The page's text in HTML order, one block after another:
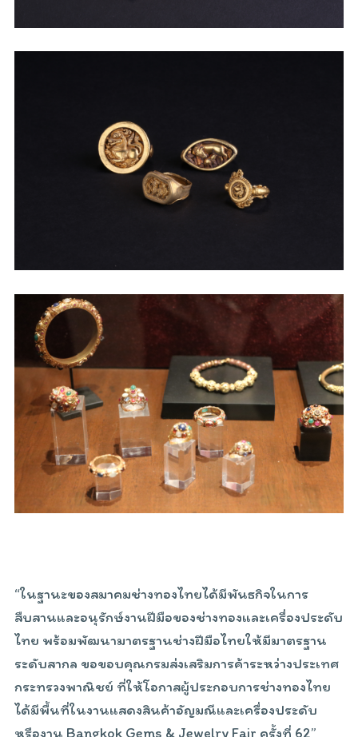
“ในฐานะของสมาคมช่างทองไทยได้มีพันธกิจในการ
สืบสานและอนุรักษ์งานฝีมือของช่างทองและเครื่องประดับ
ไทย พร้อมพัฒนามาตรฐานช่างฝีมือไทยให้มีมาตรฐาน
ระดับสากล ขอขอบคุณกรมส่งเสริมการค้าระหว่างประเทศ
กระทรวงพาณิชย์ ที่ให้โอกาสผู้ประกอบการช่างทองไทย
ได้มีพื้นที่ในงานแสดงสินค้าอัญมณีและเครื่องประดับ
หรืองาน Bangkok Gems & Jewelry Fair ครั้งที่ 62”